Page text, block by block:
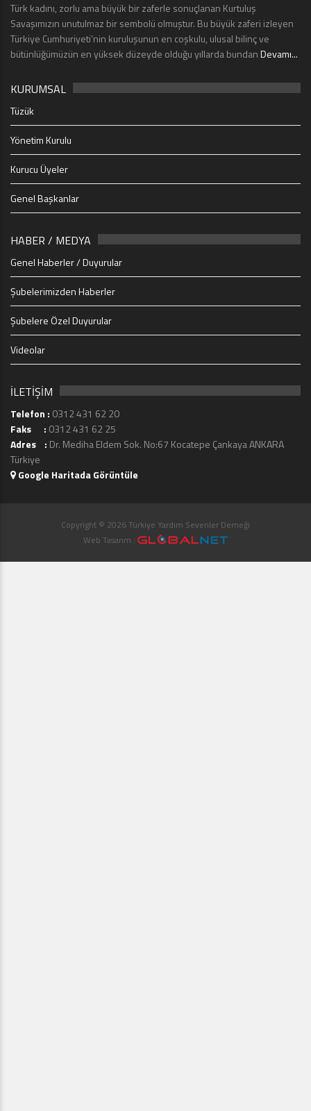
Türk kadını, zorlu ama büyük bir zaferle sonuçlanan Kurtuluş
Savaşımızın unutulmaz bir sembolü olmuştur. Bu büyük zaferi izleyen
Türkiye Cumhuriyeti’nin kuruluşunun en coşkulu, ulusal bilinç ve
bütünlüğümüzün en yüksek düzeyde olduğu yıllarda bundanDevamı...
KURUMSAL
Tüzük
Yönetim Kurulu
Kurucu Üyeler
Genel Başkanlar
HABER / MEDYA
Genel Haberler / Duyurular
Şubelerimizden Haberler
Şubelere Özel Duyurular
Videolar
İLETİŞİM
Telefon : 0312 431 62 20
Faks : 0312 431 62 25
Adres : Dr. Mediha Eldem Sok. No:67 Kocatepe Çankaya ANKARA
Türkiye
Google Haritada Görüntüle
Copyright © 2026 Türkiye Yardım Sevenler Derneği
Web Tasarım :